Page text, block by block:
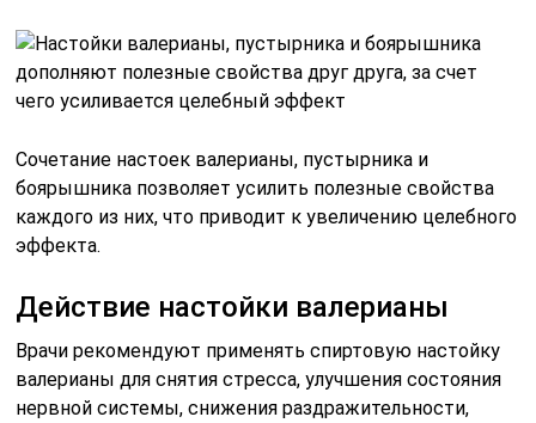
Сочетание настоек валерианы, пустырника и
боярышника позволяет усилить полезные свойства
каждого из них, что приводит к увеличению целебного
эффекта.
Действие настойки валерианы
Врачи рекомендуют применять спиртовую настойку
валерианы для снятия стресса, улучшения состояния
нервной системы, снижения раздражительности,